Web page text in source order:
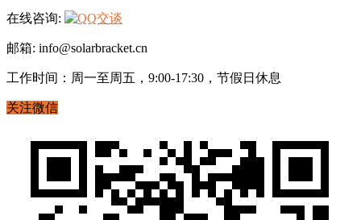
在线咨询:
邮箱: info@solarbracket.cn
工作时间：周一至周五，9:00-17:30，节假日休息
关注微信